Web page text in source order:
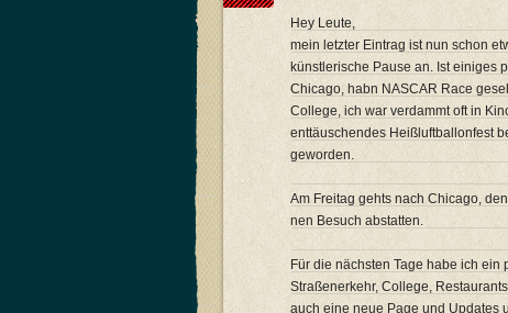
Hey Leute,
mein letzter Eintrag ist nun schon
künstlerische Pause an. Ist einiges
Chicago, habn NASCAR Race
College, ich war verdammt oft in
enttäuschendes Heißluftballonfest
geworden.
Am Freitag gehts nach Chicago,
nen Besuch abstatten.
Für die nächsten Tage habe ich ein
Straßenerkehr, College,
auch eine neue Page und Updates